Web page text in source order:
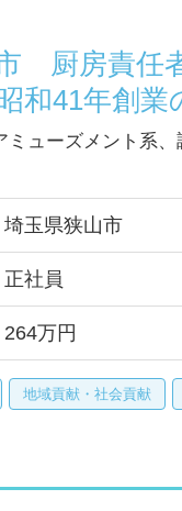
市 厨房責
41年創業
ミューズメント系
埼玉県狭山市
正社員
264万円
地域貢献・社会貢献